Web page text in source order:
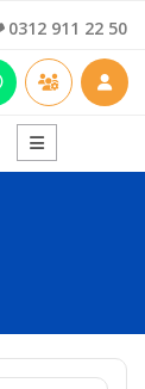
0312 911 22 50